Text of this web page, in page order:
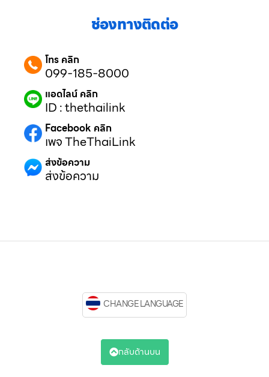
ช่องทางติดต่อ
โทร คลิก
099-185-8000
แอดไลน์ คลิก
ID : thethailink
Facebook คลิก
เพจ TheThaiLink
ส่งข้อความ
ส่งข้อความ
CHANGE LANGUAGE
กลับด้านบน